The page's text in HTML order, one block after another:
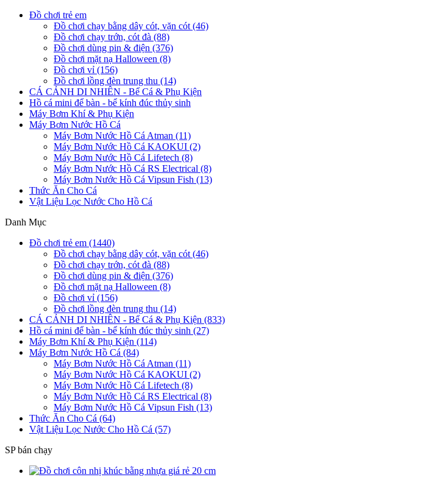
Đồ chơi trẻ em
Đồ chơi chạy bằng dây cót, vặn cót (46)
Đồ chơi chạy trớn, cót đà (88)
Đồ chơi dùng pin & điện (376)
Đồ chơi mặt nạ Halloween (8)
Đồ chơi vỉ (156)
Đồ chơi lồng đèn trung thu (14)
CÁ CẢNH DI NHIÊN - Bể Cá & Phụ Kiện
Hồ cá mini để bàn - bể kính đúc thủy sinh
Máy Bơm Khí & Phụ Kiện
Máy Bơm Nước Hồ Cá
Máy Bơm Nước Hồ Cá Atman (11)
Máy Bơm Nước Hồ Cá KAOKUI (2)
Máy Bơm Nước Hồ Cá Lifetech (8)
Máy Bơm Nước Hồ Cá RS Electrical (8)
Máy Bơm Nước Hồ Cá Vipsun Fish (13)
Thức Ăn Cho Cá
Vật Liệu Lọc Nước Cho Hồ Cá
Danh Mục
Đồ chơi trẻ em (1440)
Đồ chơi chạy bằng dây cót, vặn cót (46)
Đồ chơi chạy trớn, cót đà (88)
Đồ chơi dùng pin & điện (376)
Đồ chơi mặt nạ Halloween (8)
Đồ chơi vỉ (156)
Đồ chơi lồng đèn trung thu (14)
CÁ CẢNH DI NHIÊN - Bể Cá & Phụ Kiện (833)
Hồ cá mini để bàn - bể kính đúc thủy sinh (27)
Máy Bơm Khí & Phụ Kiện (114)
Máy Bơm Nước Hồ Cá (84)
Máy Bơm Nước Hồ Cá Atman (11)
Máy Bơm Nước Hồ Cá KAOKUI (2)
Máy Bơm Nước Hồ Cá Lifetech (8)
Máy Bơm Nước Hồ Cá RS Electrical (8)
Máy Bơm Nước Hồ Cá Vipsun Fish (13)
Thức Ăn Cho Cá (64)
Vật Liệu Lọc Nước Cho Hồ Cá (57)
SP bán chạy